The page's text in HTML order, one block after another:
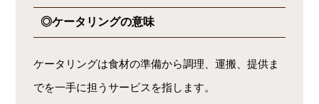
◎ケータリングの意味
ケータリングは食材の準備から調理、運搬、提供ま
でを一手に担うサービスを指します。